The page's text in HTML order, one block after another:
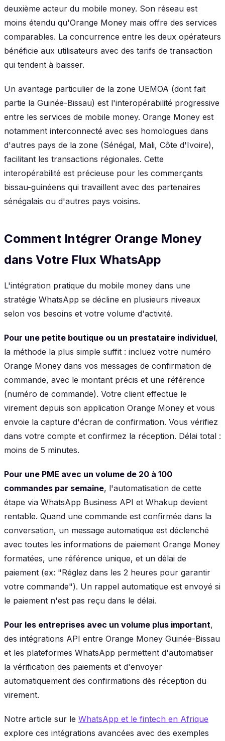
deuxième acteur du mobile money. Son réseau est
moins étendu qu'Orange Money mais offre des services
comparables. La concurrence entre les deux opérateurs
bénéficie aux utilisateurs avec des tarifs de transaction
qui tendent à baisser.
Un avantage particulier de la zone UEMOA (dont fait
partie la Guinée-Bissau) est l'interopérabilité progressive
entre les services de mobile money. Orange Money est
notamment interconnecté avec ses homologues dans
d'autres pays de la zone (Sénégal, Mali, Côte d'Ivoire),
facilitant les transactions régionales. Cette
interopérabilité est précieuse pour les commerçants
bissau-guinéens qui travaillent avec des partenaires
sénégalais ou d'autres pays voisins.
Comment Intégrer Orange Money
dans Votre Flux WhatsApp
L'intégration pratique du mobile money dans une
stratégie WhatsApp se décline en plusieurs niveaux
selon vos besoins et votre volume d'activité.
Pour une petite boutique ou un prestataire individuel,
la méthode la plus simple suffit : incluez votre numéro
Orange Money dans vos messages de confirmation de
commande, avec le montant précis et une référence
(numéro de commande). Votre client effectue le
virement depuis son application Orange Money et vous
envoie la capture d'écran de confirmation. Vous vérifiez
dans votre compte et confirmez la réception. Délai total :
moins de 5 minutes.
Pour une PME avec un volume de 20 à 100
commandes par semaine, l'automatisation de cette
étape via WhatsApp Business API et Whakup devient
rentable. Quand une commande est confirmée dans la
conversation, un message automatique est déclenché
avec toutes les informations de paiement Orange Money
formatées, une référence unique, et un délai de
paiement (ex: "Réglez dans les 2 heures pour garantir
votre commande"). Un rappel automatique est envoyé si
le paiement n'est pas reçu dans le délai.
Pour les entreprises avec un volume plus important,
des intégrations API entre Orange Money Guinée-Bissau
et les plateformes WhatsApp permettent d'automatiser
la vérification des paiements et d'envoyer
automatiquement des confirmations dès réception du
virement.
Notre article sur le WhatsApp et le fintech en Afrique
explore ces intégrations avancées avec des exemples